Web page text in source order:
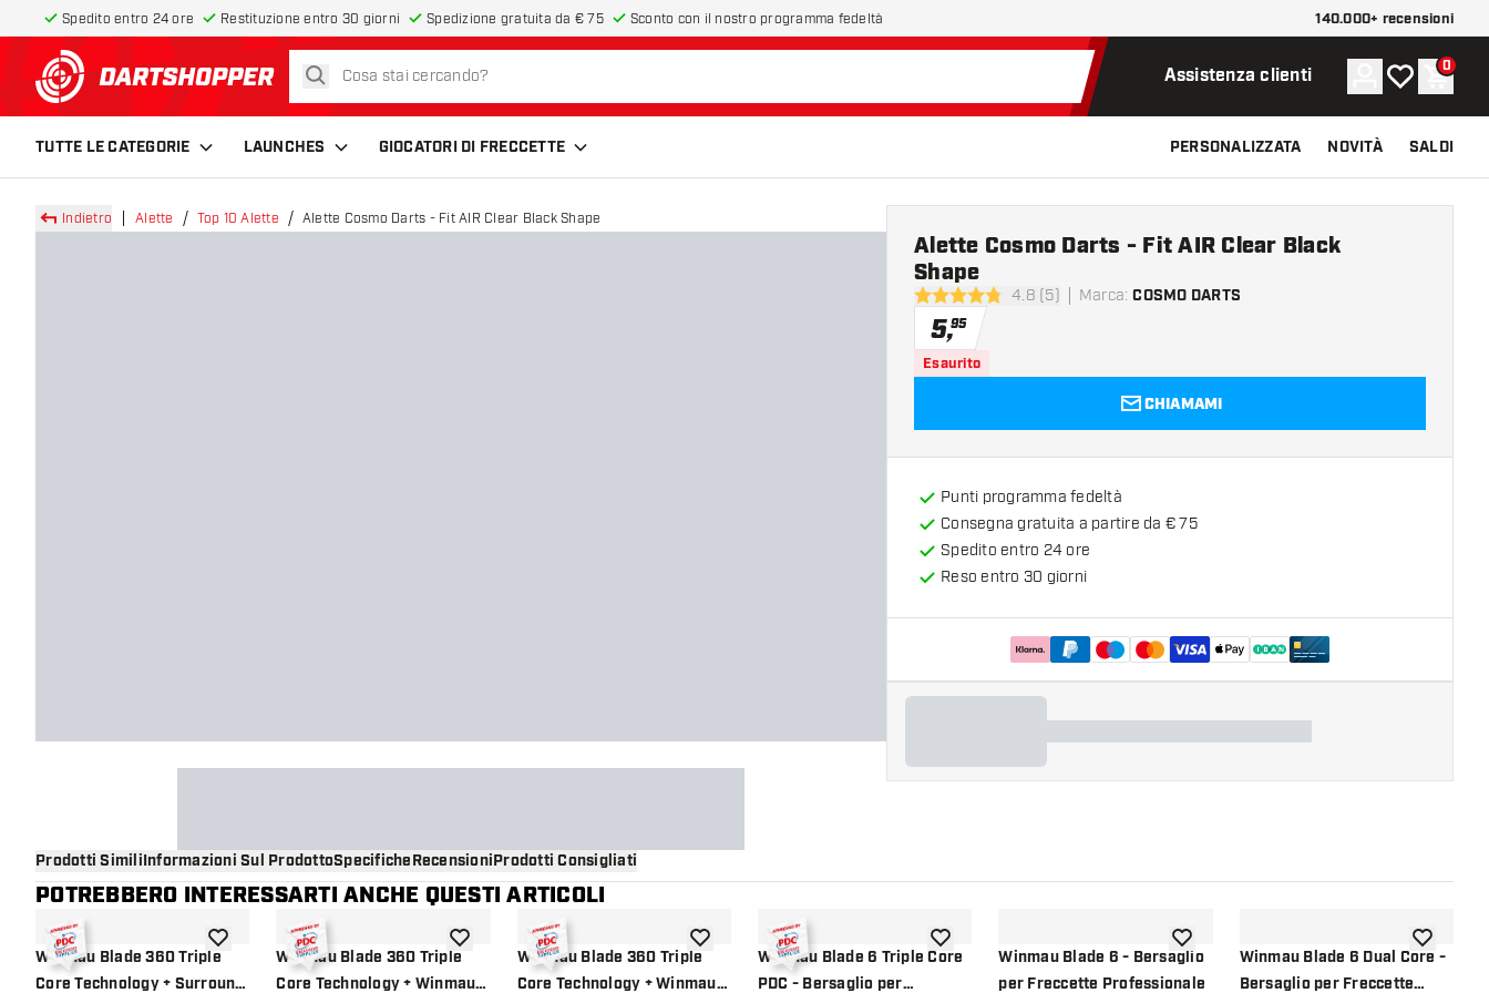
Spedito entro 24 ore Restituzione entro 30 giorni Spedizione gratuita da € 75 Sconto con il nostro programma fedeltà 140.000+ recensioni
torna alla home page
cerca Assistenza clienti Account
La mia lista
0
TUTTE LE CATEGORIE LAUNCHES GIOCATORI DI FRECCETTE PERSONALIZZATA NOVITÀ SALDI
Indietro Alette Top 10 Alette Alette Cosmo Darts - Fit AIR Clear Black Shape
4.8 stelle di valutazione
4.8 (5) Marca: COSMO DARTS
Alette Cosmo Darts - Fit AIR Clear Black
Shape
5,95
Esaurito
CHIAMAMI
Punti programma fedeltà
Consegna gratuita a partire da € 75
Spedito entro 24 ore
Reso entro 30 giorni
Prodotti SimiliInformazioni Sul ProdottoSpecificheRecensioniProdotti Consigliati
POTREBBERO INTERESSARTI ANCHE QUESTI ARTICOLI
Winmau Blade 360 Triple
Core Technology + Surround
aggiungi alla lista dei desideri
Winmau Blade 360 Triple
Core Technology + Winmau
aggiungi alla lista dei desideri
Winmau Blade 360 Triple
Core Technology + Winmau
aggiungi alla lista dei desideri
Winmau Blade 6 Triple Core
PDC - Bersaglio per
aggiungi alla lista dei desideri
Winmau Blade 6 - Bersaglio
per Freccette Professionale
aggiungi alla lista dei desideri
Winmau Blade 6 Dual Core -
Bersaglio per Freccette
aggiungi